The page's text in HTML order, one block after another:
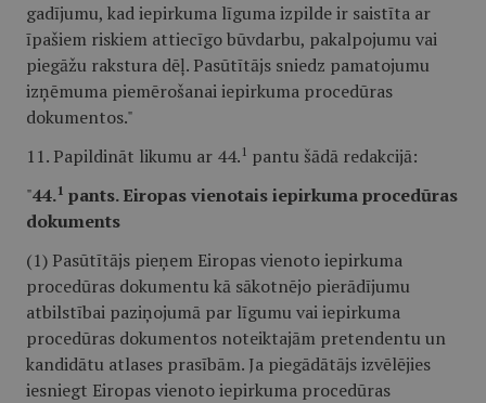
gadījumu, kad iepirkuma līguma izpilde ir saistīta ar
īpašiem riskiem attiecīgo būvdarbu, pakalpojumu vai
piegāžu rakstura dēļ. Pasūtītājs sniedz pamatojumu
izņēmuma piemērošanai iepirkuma procedūras
dokumentos."
11. Papildināt likumu ar 44. 1 pantu šādā redakcijā:
"44.1 pants. Eiropas vienotais iepirkuma procedūras
dokuments
(1) Pasūtītājs pieņem Eiropas vienoto iepirkuma
procedūras dokumentu kā sākotnējo pierādījumu
atbilstībai paziņojumā par līgumu vai iepirkuma
procedūras dokumentos noteiktajām pretendentu un
kandidātu atlases prasībām. Ja piegādātājs izvēlējies
iesniegt Eiropas vienoto iepirkuma procedūras